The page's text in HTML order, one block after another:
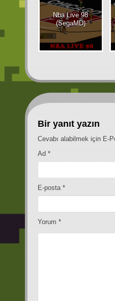
Nba Live 98
(SegaMD)
Bir yanıt yazın
Cevabı alabilmek için E-
Ad*
E-posta*
Yorum*
Legend Of Luigi (SMC)